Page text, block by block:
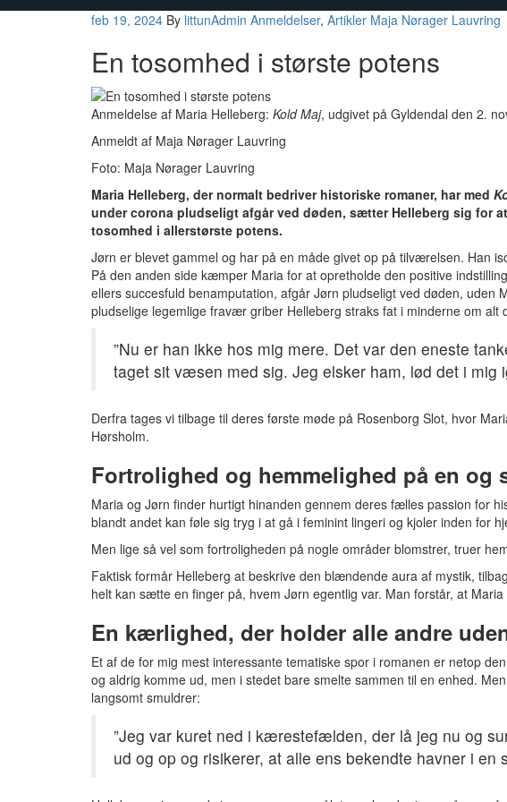
feb 19, 2024 By littunAdmin Anmeldelser, Artikler Maja Nørager Lauvring
En tosomhed i største potens
Anmeldelse af Maria Helleberg: Kold Maj, udgivet på Gyldendal den 2.
Anmeldt af Maja Nørager Lauvring
Foto: Maja Nørager Lauvring
Maria Helleberg, der normalt bedriver historiske romaner, har med
under corona pludseligt afgår ved døden, sætter Helleberg sig
tosomhed i allerstørste potens.
Jørn er blevet gammel og har på en måde givet op på tilværelsen. Han
På den anden side kæmper Maria for at opretholde den positive
ellers succesfuld benamputation, afgår Jørn pludseligt ved døden,
pludselige legemlige fravær griber Helleberg straks fat i minderne om
”Nu er han ikke hos mig mere. Det var den eneste
taget sit væsen med sig. Jeg elsker ham, lød det i mig
Derfra tages vi tilbage til deres første møde på Rosenborg Slot, hvor
Hørsholm.
Fortrolighed og hemmelighed på en og
Maria og Jørn finder hurtigt hinanden gennem deres fælles passion for
blandt andet kan føle sig tryg i at gå i feminint lingeri og kjoler inden for
Men lige så vel som fortroligheden på nogle områder blomstrer, truer
Faktisk formår Helleberg at beskrive den blændende aura af mystik,
helt kan sætte en finger på, hvem Jørn egentlig var. Man forstår, at
En kærlighed, der holder alle andre
Et af de for mig mest interessante tematiske spor i romanen er netop
og aldrig komme ud, men i stedet bare smelte sammen til en enhed.
langsomt smuldrer:
”Jeg var kuret ned i kærestefælden, der lå jeg nu og
ud og op og risikerer, at alle ens bekendte havner i en